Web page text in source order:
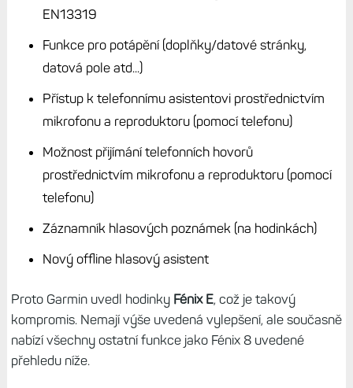
EN13319
Funkce pro potápění (doplňky/datové stránky,
datová pole atd...)
Přístup k telefonnímu asistentovi prostřednictvím
mikrofonu a reproduktoru (pomocí telefonu)
Možnost přijímání telefonních hovorů
prostřednictvím mikrofonu a reproduktoru (pomocí
telefonu)
Záznamník hlasových poznámek (na hodinkách)
Nový offline hlasový asistent
Proto Garmin uvedl hodinky Fénix E, což je takový
kompromis. Nemají výše uvedená vylepšení, ale současně
nabízí všechny ostatní funkce jako Fénix 8 uvedené
přehledu níže.